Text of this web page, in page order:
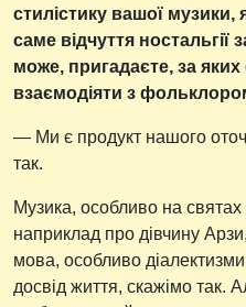
стилістику вашої музики,
саме відчуття
може, пригадаєте, за
взаємодіяти з
— Ми є продукт нашого
так.
Музика, особливо на святах
наприклад про дівчину
мова, особливо
досвід життя, скажімо так.